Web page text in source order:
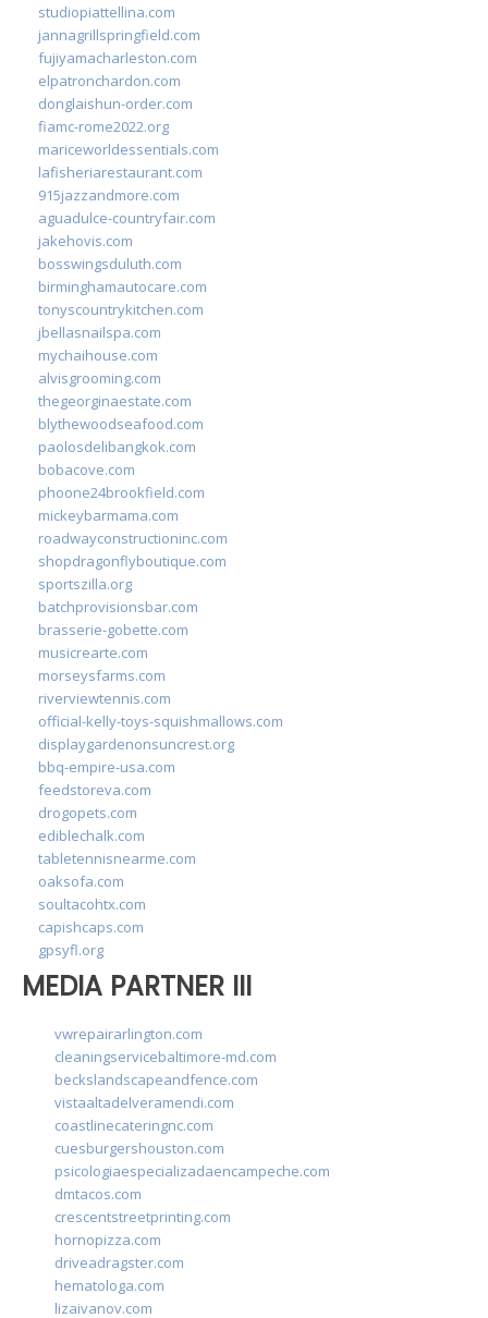
studiopiattellina.com
jannagrillspringfield.com
fujiyamacharleston.com
elpatronchardon.com
donglaishun-order.com
fiamc-rome2022.org
mariceworldessentials.com
lafisheriarestaurant.com
915jazzandmore.com
aguadulce-countryfair.com
jakehovis.com
bosswingsduluth.com
birminghamautocare.com
tonyscountrykitchen.com
jbellasnailspa.com
mychaihouse.com
alvisgrooming.com
thegeorginaestate.com
blythewoodseafood.com
paolosdelibangkok.com
bobacove.com
phoone24brookfield.com
mickeybarmama.com
roadwayconstructioninc.com
shopdragonflyboutique.com
sportszilla.org
batchprovisionsbar.com
brasserie-gobette.com
musicrearte.com
morseysfarms.com
riverviewtennis.com
official-kelly-toys-squishmallows.com
displaygardenonsuncrest.org
bbq-empire-usa.com
feedstoreva.com
drogopets.com
ediblechalk.com
tabletennisnearme.com
oaksofa.com
soultacohtx.com
capishcaps.com
gpsyfl.org
MEDIA PARTNER III
vwrepairarlington.com
cleaningservicebaltimore-md.com
beckslandscapeandfence.com
vistaaltadelveramendi.com
coastlinecateringnc.com
cuesburgershouston.com
psicologiaespecializadaencampeche.com
dmtacos.com
crescentstreetprinting.com
hornopizza.com
driveadragster.com
hematologa.com
lizaivanov.com